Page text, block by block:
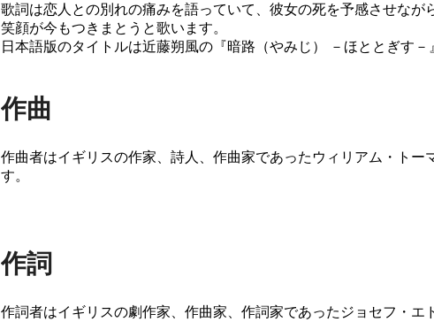
歌詞は恋人との別れの痛みを語っていて、彼女の死を予感させな
笑顔が今もつきまとうと歌います。
日本語版のタイトルは近藤朔風の『暗路（やみじ） －ほととぎす
作曲
作曲者はイギリスの作家、詩人、作曲家であったウィリアム・トー
す。
作詞
作詞者はイギリスの劇作家、作曲家、作詞家であったジョセフ・エ